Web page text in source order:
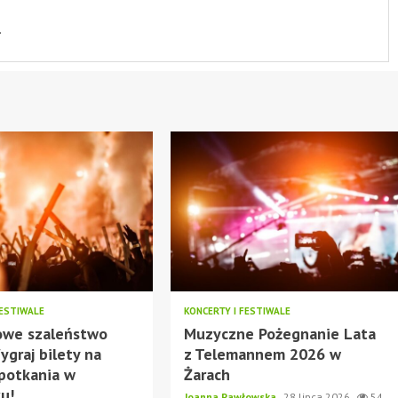
szaleństwo
bilety na
w
KONCERTY I FESTIWALE
Muzyczne Pożegnanie Lata
z Telemannem 2026 w
Żarach